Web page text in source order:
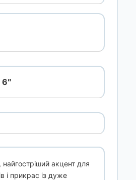
акцент для
і прикрас із дуже